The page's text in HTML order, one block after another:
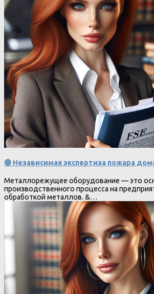
🔴 Независимая экспертиза пожара
Металлорежущее оборудование — это
производственного процесса на
обработкой металлов. &…